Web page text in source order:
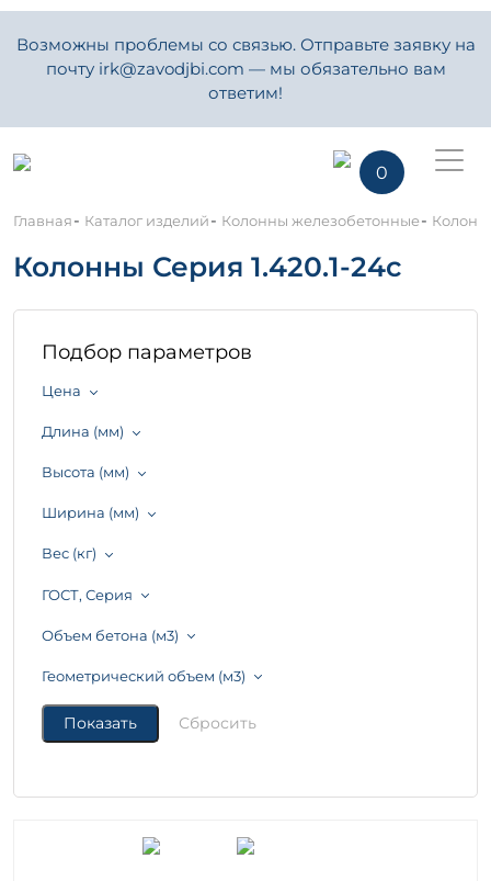
Возможны проблемы со связью. Отправьте заявку на
почту irk@zavodjbi.com — мы обязательно вам
ответим!
0
Главная- Каталог изделий- Колонны железобетонные-
Колонны Серия 1.420.1-24с
Подбор параметров
Цена
Длина (мм)
Высота (мм)
Ширина (мм)
Вес (кг)
ГОСТ, Серия
Объем бетона (м3)
Геометрический объем (м3)